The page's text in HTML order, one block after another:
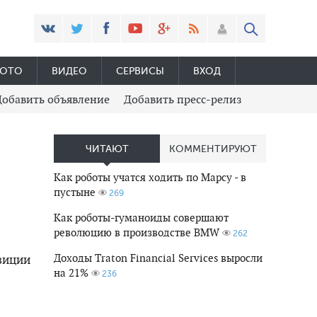
ВИДЕО СЕРВИСЫ ВХОД
объявление Добавить пресс-релиз
ЧИТАЮТ КОММЕНТИРУЮТ
Как роботы учатся ходить по Марсу - в
пустыне
269
Как роботы-гуманоиды совершают
революцию в производстве BMW
262
Доходы Traton Financial Services выросли
на 21%
236